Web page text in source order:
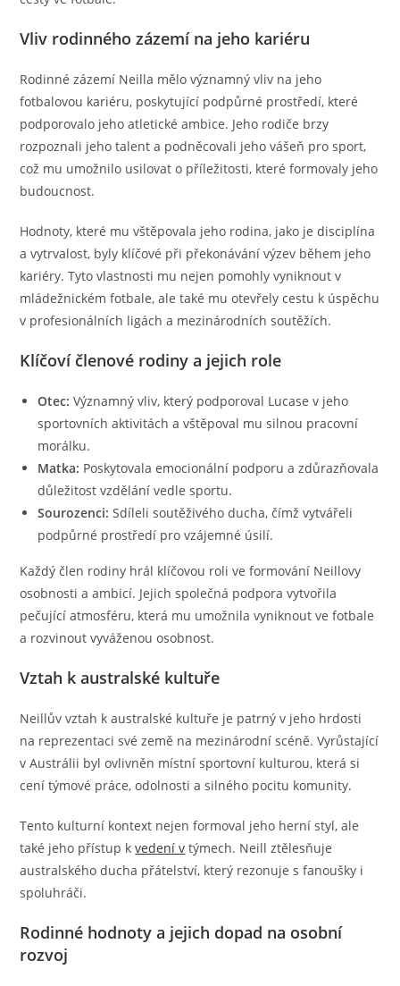
Vliv rodinného zázemí na jeho kariéru
Rodinné zázemí Neilla mělo významný vliv na jeho
fotbalovou kariéru, poskytující podpůrné prostředí, které
podporovalo jeho atletické ambice. Jeho rodiče brzy
rozpoznali jeho talent a podněcovali jeho vášeň pro sport,
což mu umožnilo usilovat o příležitosti, které formovaly jeho
budoucnost.
Hodnoty, které mu vštěpovala jeho rodina, jako je disciplína
a vytrvalost, byly klíčové při překonávání výzev během jeho
kariéry. Tyto vlastnosti mu nejen pomohly vyniknout v
mládežnickém fotbale, ale také mu otevřely cestu k úspěchu
v profesionálních ligách a mezinárodních soutěžích.
Klíčoví členové rodiny a jejich role
Otec: Významný vliv, který podporoval Lucase v jeho
sportovních aktivitách a vštěpoval mu silnou pracovní
morálku.
Matka: Poskytovala emocionální podporu a zdůrazňovala
důležitost vzdělání vedle sportu.
Sourozenci: Sdíleli soutěživého ducha, čímž vytvářeli
podpůrné prostředí pro vzájemné úsilí.
Každý člen rodiny hrál klíčovou roli ve formování Neillovy
osobnosti a ambicí. Jejich společná podpora vytvořila
pečující atmosféru, která mu umožnila vyniknout ve fotbale
a rozvinout vyváženou osobnost.
Vztah k australské kultuře
Neillův vztah k australské kultuře je patrný v jeho hrdosti
na reprezentaci své země na mezinárodní scéně. Vyrůstající
v Austrálii byl ovlivněn místní sportovní kulturou, která si
cení týmové práce, odolnosti a silného pocitu komunity.
Tento kulturní kontext nejen formoval jeho herní styl, ale
také jeho přístup kvedení v týmech. Neill ztělesňuje
australského ducha přátelství, který rezonuje s fanoušky i
spoluhráči.
Rodinné hodnoty a jejich dopad na osobní
rozvoj